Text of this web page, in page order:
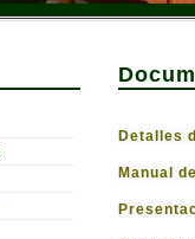
Detalles
Manual